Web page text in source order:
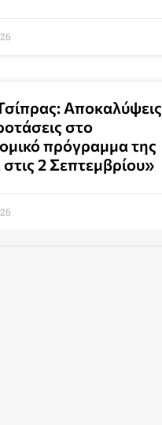
Αποκαλύψεις
στο
πρόγραμμα της
2 Σεπτεμβρίου»